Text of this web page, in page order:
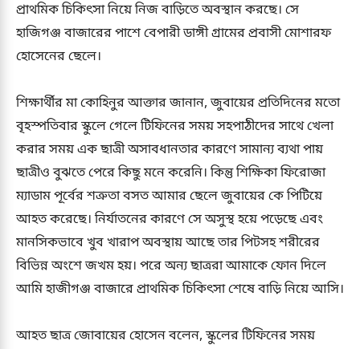
প্রাথমিক চিকিৎসা নিয়ে নিজ বাড়িতে অবস্থান করছে। সে
হাজিগঞ্জ বাজারের পাশে বেপারী ডাঙ্গী গ্রামের প্রবাসী মোশারফ
হোসেনের ছেলে।
শিক্ষার্থীর মা কোহিনুর আক্তার জানান, জুবায়ের প্রতিদিনের মতো
বৃহস্পতিবার স্কুলে গেলে টিফিনের সময় সহপাঠীদের সাথে খেলা
করার সময় এক ছাত্রী অসাবধানতার কারণে সামান্য ব্যথা পায়
ছাত্রীও বুঝতে পেরে কিছু মনে করেনি। কিন্তু শিক্ষিকা ফিরোজা
ম্যাডাম পূর্বের শত্রুতা বসত আমার ছেলে জুবায়ের কে পিটিয়ে
আহত করেছে। নির্যাতনের কারণে সে অসুস্থ হয়ে পড়েছে এবং
মানসিকভাবে খুব খারাপ অবস্থায় আছে তার পিটসহ শরীরের
বিভিন্ন অংশে জখম হয়। পরে অন্য ছাত্ররা আমাকে ফোন দিলে
আমি হাজীগঞ্জ বাজারে প্রাথমিক চিকিৎসা শেষে বাড়ি নিয়ে আসি।
আহত ছাত্র জোবায়ের হোসেন বলেন, স্কুলের টিফিনের সময়